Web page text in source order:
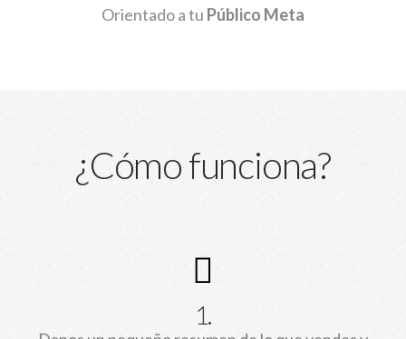
Orientado a tu Público Meta
¿Cómo funciona?
1.